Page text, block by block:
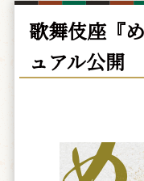
歌舞伎座『
ュアル公開